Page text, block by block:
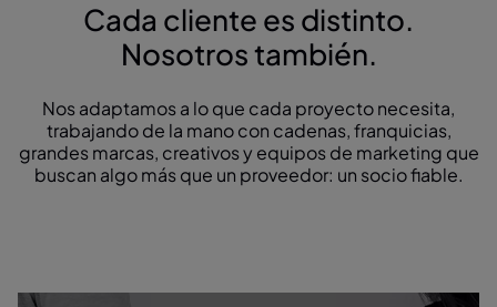
Cada cliente es distinto.
Nosotros también.
Nos adaptamos a lo que cada proyecto necesita,
trabajando de la mano con cadenas, franquicias,
grandes marcas, creativos y equipos de marketing que
buscan algo más que un proveedor: un socio fiable.